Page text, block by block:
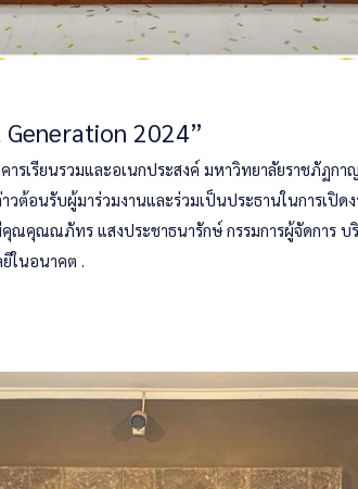
2024”
รเรียนรวมและอเนกประสงค์ มหาวิทยาลัยราชภัฏก
ต้อนรับผู้มาร่วมงานและร่วมเป็นประธานในการเปิด
ณคุณณภัทร แสงประชาธนารักษ์ กรรมการผู้จัดการ บ
ในอนาคต .